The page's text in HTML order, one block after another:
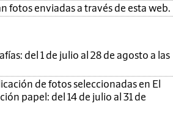
fotos enviadas a través de esta web.
del 1 de julio al 28 de agosto a las
de fotos seleccionadas en El
papel: del 14 de julio al 31 de